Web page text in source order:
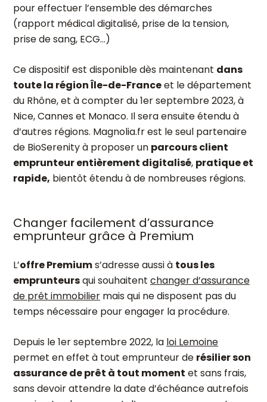
pour effectuer l’ensemble des démarches
(rapport médical digitalisé, prise de la tension,
prise de sang, ECG…)
Ce dispositif est disponible dès maintenant dans
toute la région Île-de-Franceet le département
du Rhône, et à compter du 1erseptembre 2023, à
Nice, Cannes et Monaco. Il sera ensuite étendu à
d’autres régions. Magnolia.fr est le seul partenaire
de BioSerenity à proposer un parcours client
emprunteur entièrement digitalisé, pratique et
rapide, bientôt étendu à de nombreuses régions.
Changer facilement d’assurance
emprunteur grâce à Premium
L’offre Premiums’adresse aussi à tous les
emprunteursqui souhaitent changer d’assurance
de prêt immobilier mais qui ne disposent pas du
temps nécessaire pour engager la procédure.
Depuis le 1erseptembre 2022, la loi Lemoine
permet en effet à tout emprunteur de résilier son
assurance de prêt à tout moment et sans frais,
sans devoir attendre la date d’échéance autrefois